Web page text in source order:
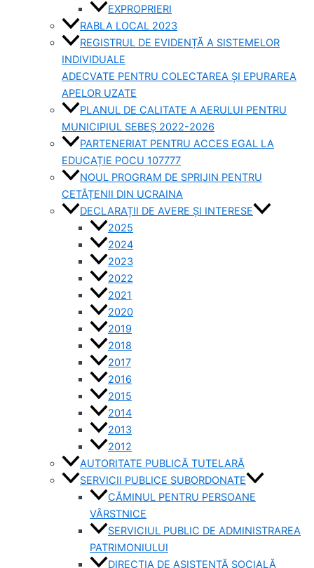
EXPROPRIERI
RABLA LOCAL 2023
REGISTRUL DE EVIDENȚĂ A SISTEMELOR
INDIVIDUALE
ADECVATE PENTRU COLECTAREA ȘI EPURAREA
APELOR UZATE
PLANUL DE CALITATE A AERULUI PENTRU
MUNICIPIUL SEBEȘ 2022-2026
PARTENERIAT PENTRU ACCES EGAL LA
EDUCAȚIE POCU 107777
NOUL PROGRAM DE SPRIJIN PENTRU
CETĂȚENII DIN UCRAINA
DECLARAȚII DE AVERE ȘI INTERESE
2025
2024
2023
2022
2021
2020
2019
2018
2017
2016
2015
2014
2013
2012
AUTORITATE PUBLICĂ TUTELARĂ
SERVICII PUBLICE SUBORDONATE
CĂMINUL PENTRU PERSOANE
VÂRSTNICE
SERVICIUL PUBLIC DE ADMINISTRAREA
PATRIMONIULUI
DIRECȚIA DE ASISTENȚĂ SOCIALĂ